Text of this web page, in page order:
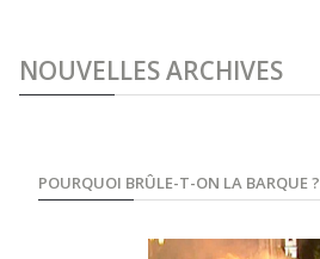
NOUVELLES ARCHIVES
POURQUOI BRÛLE-T-ON LA BARQUE ?